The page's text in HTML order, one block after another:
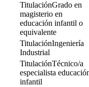
Grado en
magisterio en
educación infantil o
equivalente
Ingeniería
Industrial
Técnico/a
especialista
infantil